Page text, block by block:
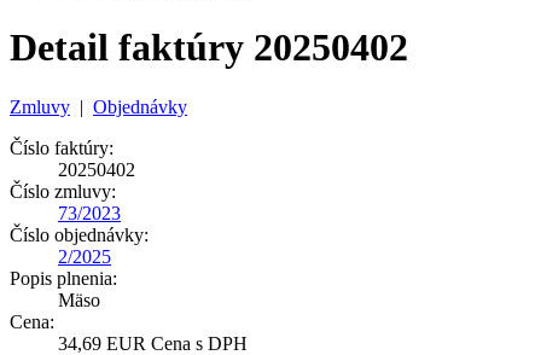
Detail faktúry 20250402
Zmluvy | Objednávky
Číslo faktúry:
20250402
Číslo zmluvy:
73/2023
Číslo objednávky:
2/2025
Popis plnenia:
Mäso
Cena:
34,69 EUR Cena s DPH